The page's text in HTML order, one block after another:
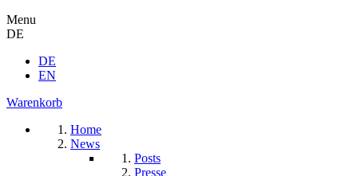
Menu
DE
DE
EN
Warenkorb
Home
News
Posts
Presse